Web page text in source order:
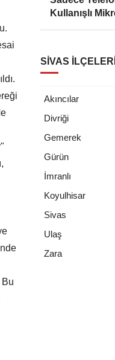
Kullanışlı
SIVAS İLÇELERI
Akıncılar
Divriği
Gemerek
Gürün
İmranlı
Koyulhisar
Sivas
Ulaş
Zara